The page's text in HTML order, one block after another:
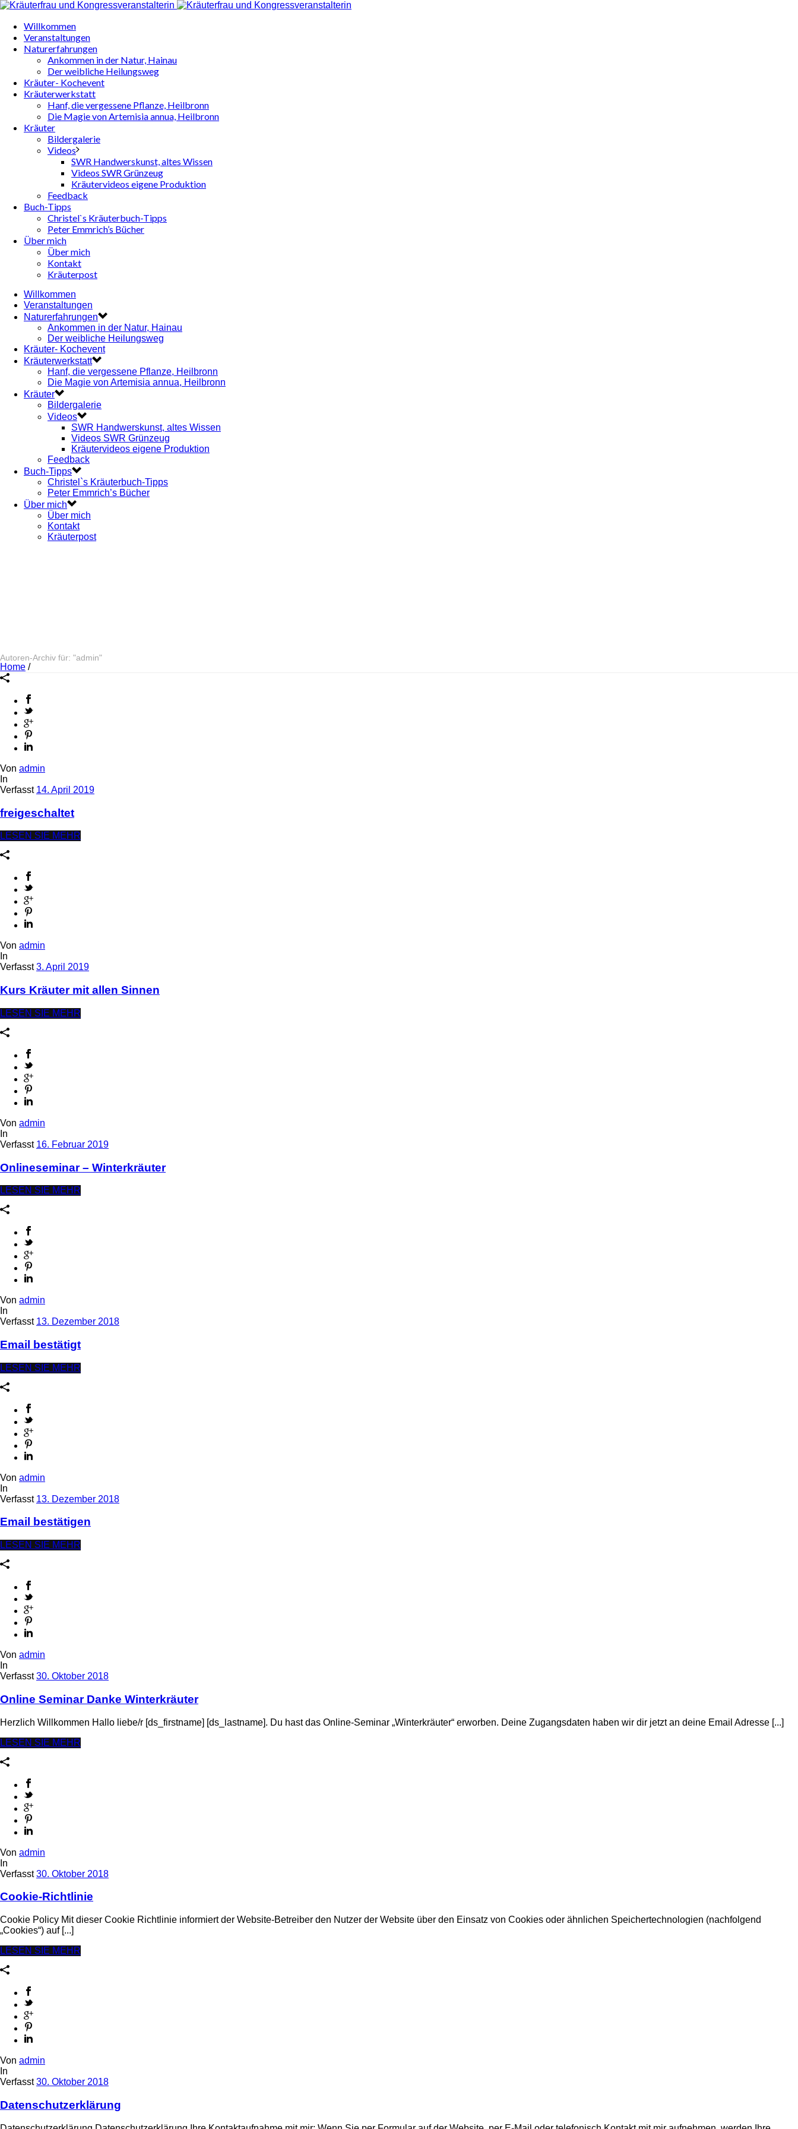
Willkommen
Veranstaltungen
Naturerfahrungen
Ankommen in der Natur, Hainau
Der weibliche Heilungsweg
Kräuter- Kochevent
Kräuterwerkstatt
Hanf, die vergessene Pflanze, Heilbronn
Die Magie von Artemisia annua, Heilbronn
Kräuter
Bildergalerie
Videos
SWR Handwerskunst, altes Wissen
Videos SWR Grünzeug
Kräutervideos eigene Produktion
Feedback
Buch-Tipps
Christel`s Kräuterbuch-Tipps
Peter Emmrich’s Bücher
Über mich
Über mich
Kontakt
Kräuterpost
Willkommen
Veranstaltungen
Naturerfahrungen
Ankommen in der Natur, Hainau
Der weibliche Heilungsweg
Kräuter- Kochevent
Kräuterwerkstatt
Hanf, die vergessene Pflanze, Heilbronn
Die Magie von Artemisia annua, Heilbronn
Kräuter
Bildergalerie
Videos
SWR Handwerskunst, altes Wissen
Videos SWR Grünzeug
Kräutervideos eigene Produktion
Feedback
Buch-Tipps
Christel`s Kräuterbuch-Tipps
Peter Emmrich’s Bücher
Über mich
Über mich
Kontakt
Kräuterpost
Autoren-Archiv für: "admin"
Home /
Von admin
In
Verfasst 14. April 2019
freigeschaltet
LESEN SIE MEHR
Von admin
In
Verfasst 3. April 2019
Kurs Kräuter mit allen Sinnen
LESEN SIE MEHR
Von admin
In
Verfasst 16. Februar 2019
Onlineseminar – Winterkräuter
LESEN SIE MEHR
Von admin
In
Verfasst 13. Dezember 2018
Email bestätigt
LESEN SIE MEHR
Von admin
In
Verfasst 13. Dezember 2018
Email bestätigen
LESEN SIE MEHR
Von admin
In
Verfasst 30. Oktober 2018
Online Seminar Danke Winterkräuter
Herzlich Willkommen Hallo liebe/r [ds_firstname] [ds_lastname]. Du hast das Online-Seminar „Winterkräuter“ erworben. Deine Zugangsdaten haben wir dir jetzt an deine Email Adresse [...]
LESEN SIE MEHR
Von admin
In
Verfasst 30. Oktober 2018
Cookie-Richtlinie
Cookie Policy Mit dieser Cookie Richtlinie informiert der Website-Betreiber den Nutzer der Website über den Einsatz von Cookies oder ähnlichen Speichertechnologien (nachfolgend
„Cookies“) auf [...]
LESEN SIE MEHR
Von admin
In
Verfasst 30. Oktober 2018
Datenschutzerklärung